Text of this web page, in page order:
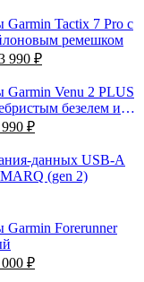
Tactix 7 Pro с
ремешком
₽.
990 ₽Текущая
93
990 ₽.
Garmin Venu 2 PLUS
безелем и
ремешком
₽Текущая
34
990 ₽.
данных USB-A
(gen 2)
Forerunner
₽Текущая